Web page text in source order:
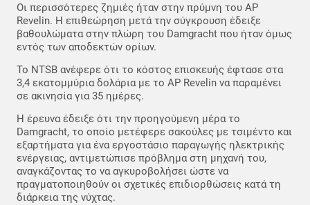
Οι περισσότερες ζημιές ήταν στην πρύμνη του AP
Revelin. Η επιθεώρηση μετά την σύγκρουση έδειξε
βαθουλώματα στην πλώρη του Damgracht που ήταν όμως
εντός των αποδεκτών ορίων.
Το NTSB ανέφερε ότι το κόστος επισκευής έφτασε στα
3,4 εκατομμύρια δολάρια με το AP Revelin να παραμένει
σε ακινησία για 35 ημέρες.
Η έρευνα έδειξε ότι την προηγούμενη μέρα το
Damgracht, το οποίο μετέφερε σακούλες με τσιμέντο και
εξαρτήματα για ένα εργοστάσιο παραγωγής ηλεκτρικής
ενέργειας, αντιμετώπισε πρόβλημα στη μηχανή του,
αναγκάζοντας το να αγκυροβολήσει ώστε να
πραγματοποιηθούν οι σχετικές επιδιορθώσεις κατά τη
διάρκεια της νύχτας.